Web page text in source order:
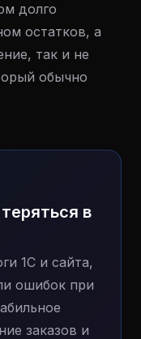
долго
остатков, а
так и не
обычно
в
1С и сайта,
ошибок при
заказов и